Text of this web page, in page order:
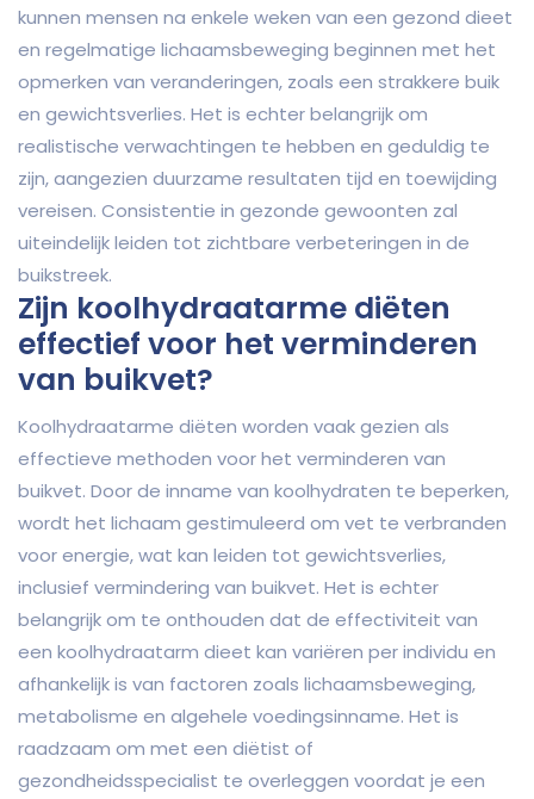
kunnen mensen na enkele weken van een gezond dieet
en regelmatige lichaamsbeweging beginnen met het
opmerken van veranderingen, zoals een strakkere buik
en gewichtsverlies. Het is echter belangrijk om
realistische verwachtingen te hebben en geduldig te
zijn, aangezien duurzame resultaten tijd en toewijding
vereisen. Consistentie in gezonde gewoonten zal
uiteindelijk leiden tot zichtbare verbeteringen in de
buikstreek.
Zijn koolhydraatarme diëten
effectief voor het verminderen
van buikvet?
Koolhydraatarme diëten worden vaak gezien als
effectieve methoden voor het verminderen van
buikvet. Door de inname van koolhydraten te beperken,
wordt het lichaam gestimuleerd om vet te verbranden
voor energie, wat kan leiden tot gewichtsverlies,
inclusief vermindering van buikvet. Het is echter
belangrijk om te onthouden dat de effectiviteit van
een koolhydraatarm dieet kan variëren per individu en
afhankelijk is van factoren zoals lichaamsbeweging,
metabolisme en algehele voedingsinname. Het is
raadzaam om met een diëtist of
gezondheidsspecialist te overleggen voordat je een